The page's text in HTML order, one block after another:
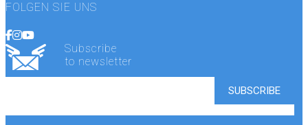
FOLGEN SIE UNS
Subscribe
to newsletter